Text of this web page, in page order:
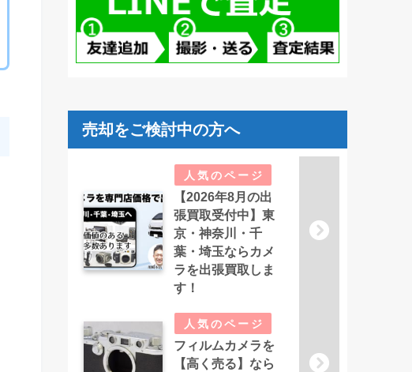
売却をご検討中の方へ
【2026年8月の出
張買取受付中】東
京・神奈川・千
葉・埼玉ならカメ
ラを出張買取しま
す！
フィルムカメラを
【高く売る】なら